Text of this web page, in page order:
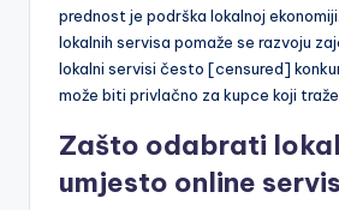
prednost je podrška lokalnoj
lokalnih servisa pomaže se razvoju
lokalni servisi često [censured]
može biti privlačno za kupce koji
Zašto odabrati
umjesto online